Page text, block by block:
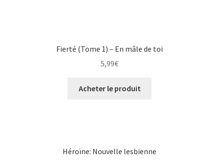
Fierté (Tome 1) – En mâle de toi
5,99€
Acheter le produit
Héroïne: Nouvelle lesbienne